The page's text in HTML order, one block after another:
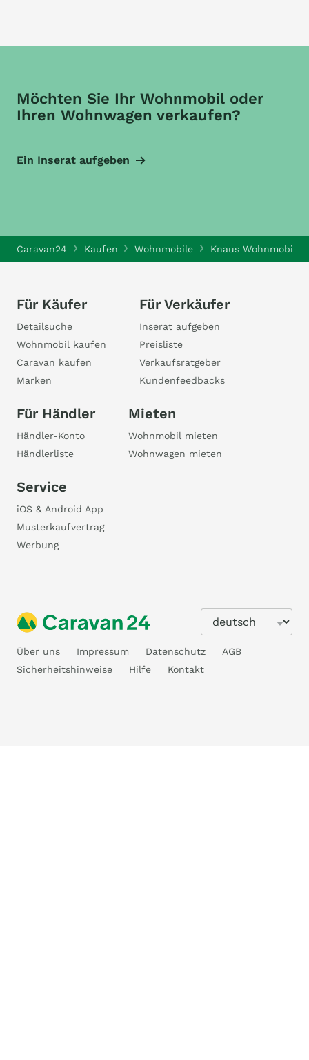
Möchten Sie Ihr Wohnmobil oder
Ihren Wohnwagen verkaufen?
Ein Inserat aufgeben
Caravan24 Kaufen Wohnmobile Knaus Wohnmobile
Für Käufer
Detailsuche
Wohnmobil kaufen
Caravan kaufen
Marken
Für Verkäufer
Inserat aufgeben
Preisliste
Verkaufsratgeber
Kundenfeedbacks
Für Händler
Händler-Konto
Händlerliste
Mieten
Wohnmobil mieten
Wohnwagen mieten
Service
iOS & Android App
Musterkaufvertrag
Werbung
Über uns Impressum Datenschutz
AGB
Sicherheitshinweise
Hilfe Kontakt